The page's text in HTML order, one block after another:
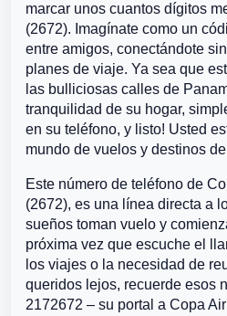
marcar unos cuantos dígitos
(2672). Imagínate como un
entre amigos, conectándote
planes de viaje. Ya sea que
las bulliciosas calles de
tranquilidad de su hogar,
en su teléfono, y listo! Usted
mundo de vuelos y destinos
Este número de teléfono de
(2672), es una línea directa a
sueños toman vuelo y
próxima vez que escuche el
los viajes o la necesidad de
queridos lejos, recuerde esos
2172672 – su portal a Copa